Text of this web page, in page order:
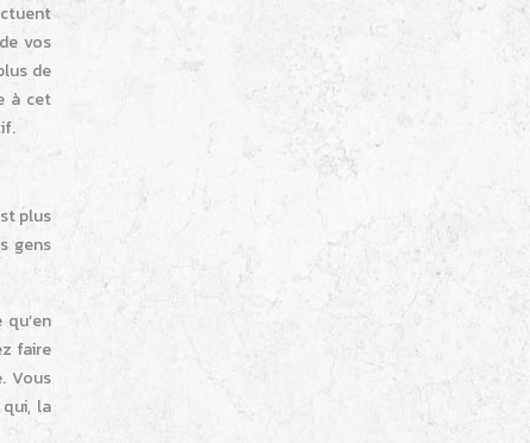
vos
de
à cet
plus
gens
faire
Vous
la